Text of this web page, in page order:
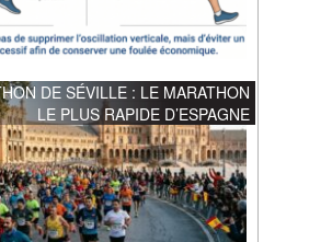
DE SÉVILLE : LE MARATHON
LE PLUS RAPIDE D’ESPAGNE